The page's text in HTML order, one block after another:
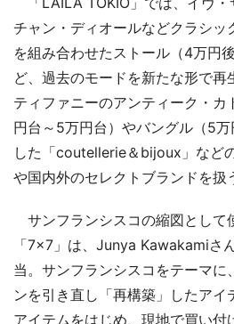
チャン・ディオールなどクラシッ
を組み合わせたストール（4万円
ど、過去のモードを新たな形で再
ティファニーのアンティーク・
円台～5万円台）やバングル（5
した「coutellerie＆bijoux」など
や国内外のセレクトブランドを扱
サンフランシスコの縮図として
「7×7」は、Junya Kawakamiさ
当。サンフランシスコをテーマに
ンを引き直し「再構築」したアイ
アイテムをはじめ、現地で買い付